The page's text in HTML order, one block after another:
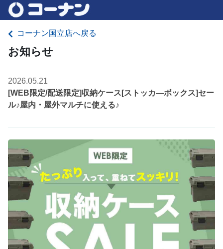
コーナン国立店へ戻る
お知らせ
2026.05.21
[WEB限定/配送限定]収納ケース[ストッカ―ボックス]セー
ル♪屋内・屋外マルチに使える♪